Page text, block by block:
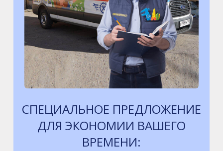
СПЕЦИАЛЬНОЕ ПРЕДЛОЖЕНИЕ
ДЛЯ ЭКОНОМИИ ВАШЕГО
ВРЕМЕНИ: